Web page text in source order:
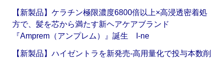
【新製品】ケラチン極限濃度6800倍以上×高浸透密着処
方で、髪を芯から満たす新ヘアケアブランド
『Amprem（アンプレム）』誕生 I-ne
【新製品】ハイゼントラを新発売‐高用量化で投与本数削